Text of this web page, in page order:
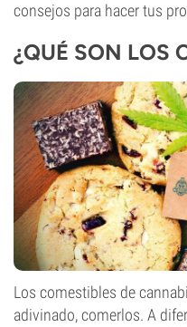
consejos para hacer tus
¿QUÉ SON LOS
Los comestibles de
adivinado, comerlos. A